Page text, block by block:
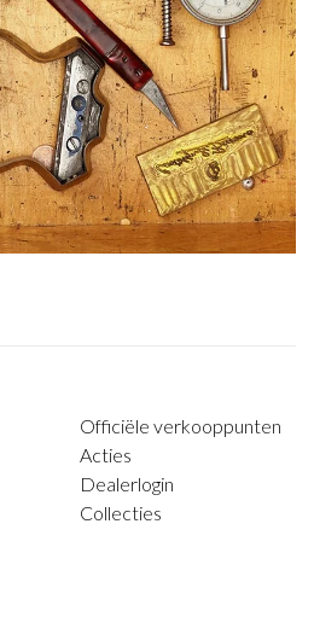
Officiële verkooppunten
Acties
Dealerlogin
Collecties